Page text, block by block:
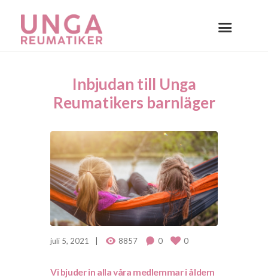
Inbjudan till Unga
Reumatikers barnläger
juli 5, 2021 8857 0 0
Vi bjuder in alla våra medlemmar i åldern